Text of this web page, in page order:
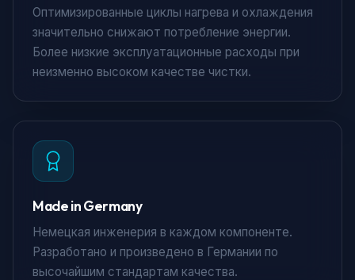
Оптимизированные циклы нагрева и охлаждения
значительно снижают потребление энергии.
Более низкие эксплуатационные расходы при
неизменно высоком качестве чистки.
Made in Germany
Немецкая инженерия в каждом компоненте.
Разработано и произведено в Германии по
высочайшим стандартам качества.